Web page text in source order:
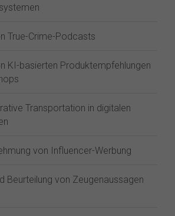
True-Crime-Podcasts
KI-basierten Produktempfehlungen
Transportation in digitalen
von Influencer-Werbung
Beurteilung von Zeugenaussagen